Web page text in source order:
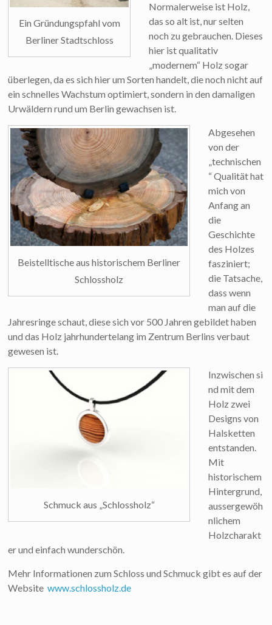
Ein Gründungspfahl vom
Berliner Stadtschloss
Normalerweise ist Holz,
das so alt ist, nur selten
noch zu gebrauchen. Dieses
hier ist qualitativ
„modernem“ Holz sogar
überlegen, da es sich hier um Sorten handelt, die noch nicht auf
ein schnelles Wachstum optimiert, sondern in den damaligen
Urwäldern rund um Berlin gewachsen ist.
Beistelltische aus historischem Berliner
Schlossholz
Abgesehen
von der
„technischen
“ Qualität hat
mich von
Anfang an
die
Geschichte
des Holzes
fasziniert;
die Tatsache,
dass wenn
man auf die
Jahresringe schaut, diese sich vor 500 Jahren gebildet haben
und das Holz jahrhundertelang im Zentrum Berlins verbaut
gewesen ist.
Schmuck aus „Schlossholz“
Inzwischen si
nd mit dem
Holz zwei
Designs von
Halsketten
entstanden.
Mit
historischem
Hintergrund,
aussergewöh
nlichem
Holzcharakt
er und einfach wunderschön.
Mehr Informationen zum Schloss und Schmuck gibt es auf der
Websitewww.schlossholz.de